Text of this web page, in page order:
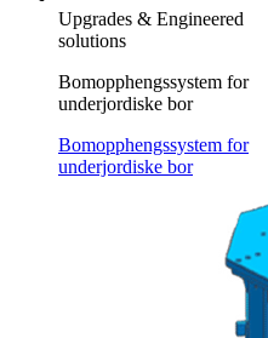
Upgrades & Engineered
solutions
Bomopphengssystem for
underjordiske bor
Bomopphengssystem for
underjordiske bor